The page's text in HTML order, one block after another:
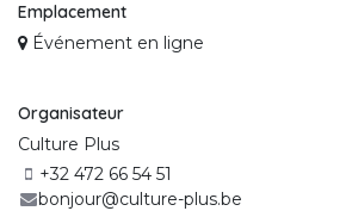
Emplacement
Événement en ligne
Organisateur
Culture Plus
+32 472 66 54 51
bonjour@culture-plus.be